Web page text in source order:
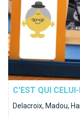
C'EST QUI
Delacroix, Madou,